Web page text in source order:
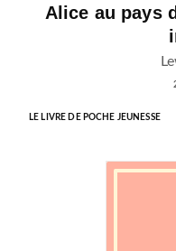
Alice au pays
LE LIVRE DE POCHE JEUNESSE